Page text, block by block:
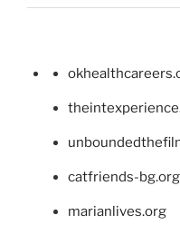
catfriends-bg.org
marianlives.org